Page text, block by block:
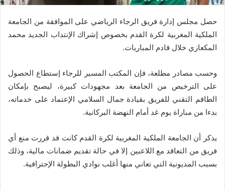
حصل مجلس إدارة فريق الرجاء الرياضي على الموافقة من الجامعة
الملكية المغربية لكرة القدم بخصوص إشراك الإنتداب الجديد محمد
المكعازي خلال قادم المباريات.
وحسب مصادر مطلعة، فإن المكتب المسير للرجاء إستطاع الحصول
على الترخيص من الجامعة بعد مجهودات كبيرة، ليصبح بإمكان
الطاقم التقني للفريق بقيادة جمال السلامي الإعتماد على خدماته،
بدءا من مباراة يوم غد أمام النهضة البركانية.
يذكر أن الجامعة الملكية المغربية لكرة القدم كانت قد قررت منع أي
فريق من التعاقد مع اللاعبين إلا في حالة تقديم ضمانات مالية، وذلك
بسبب المديونية التي تعاني منها أغلب نوادي البطولة الإحترافية.